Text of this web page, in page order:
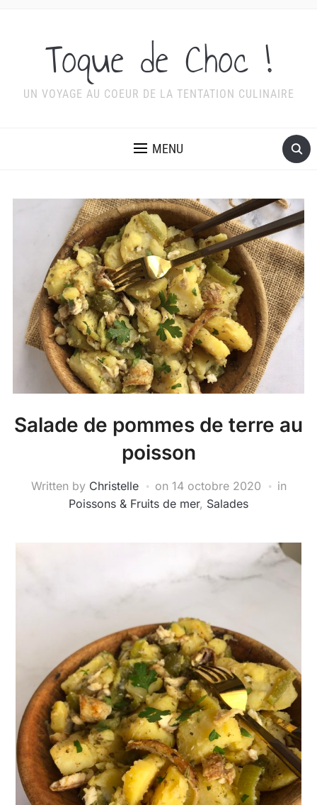
Toque de Choc !
UN VOYAGE AU COEUR DE LA TENTATION CULINAIRE
MENU
Salade de pommes de terre au
poisson
Written by Christelle on 14 octobre 2020
in
Poissons & Fruits de mer, Salades